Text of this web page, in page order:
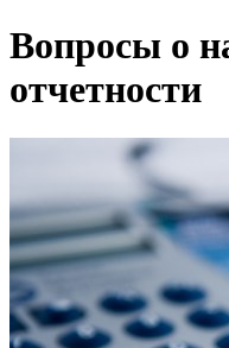
Вопросы о
отчетности